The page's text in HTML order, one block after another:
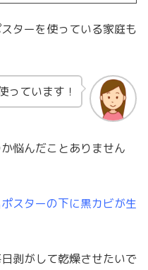
ターを使っている家庭も
っています！
悩んだことありません
スターの下に黒カビが生
剥がして乾燥させたいで